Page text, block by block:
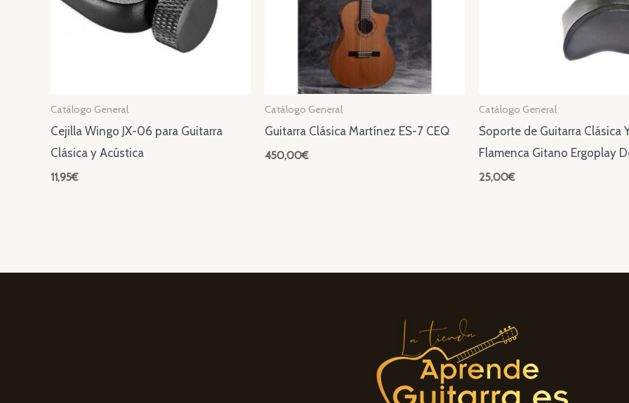
Catálogo General
Cejilla Wingo JX-06 para Guitarra
Clásica y Acústica
11,95€
Catálogo General
Guitarra Clásica Martínez ES-7 CEQ
450,00€
Catálogo General
Soporte de Guitarra Clásica
Flamenca Gitano Ergoplay
25,00€